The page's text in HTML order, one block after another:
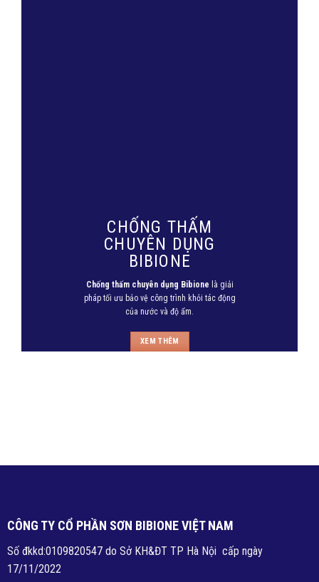
CHỐNG THẤM
CHUYÊN DỤNG
BIBIONE
Chống thấm chuyên dụng Bibione là giải
pháp tối ưu bảo vệ công trình khỏi tác động
của nước và độ ẩm.
XEM THÊM
CÔNG TY CỔ PHẦN SƠN BIBIONE VIỆT NAM
Số đkkd:0109820547 do Sở KH&ĐT TP Hà Nội cấp ngày
17/11/2022